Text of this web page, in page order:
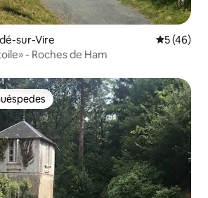
sur-Vire
5 (46)
- Roches de Ham
entre huéspedes